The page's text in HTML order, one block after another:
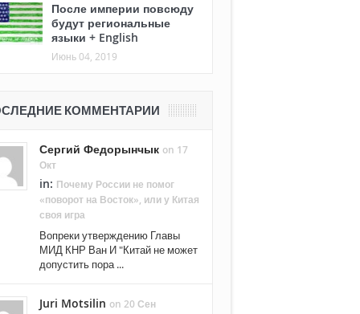
После империи повсюду
будут региональные
языки + English
Июнь 04, 2019
КОММЕНТАРИИ
Сергий Федорынчык on 17
Окт
in: Почему России не помог
«поворот на Восток», или у Китая
своя игра
Вопреки утверждению Главы
МИД КНР Ван И "Китай не может
допустить пора ...
Juri Motsilin on 20 Сен